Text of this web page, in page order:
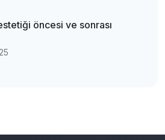
öncesi ve sonrası